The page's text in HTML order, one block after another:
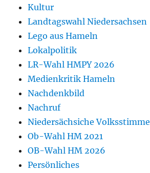
Kultur
Landtagswahl Niedersachsen
Lego aus Hameln
Lokalpolitik
LR-Wahl HMPY 2026
Medienkritik Hameln
Nachdenkbild
Nachruf
Niedersächsiche Volksstimme
Ob-Wahl HM 2021
OB-Wahl HM 2026
Persönliches